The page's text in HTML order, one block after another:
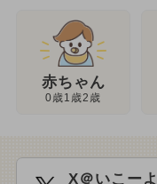
赤ちゃん
0歳1歳2歳
X＠いこーよ